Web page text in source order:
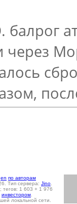
балрог
через
en по авторам
Тип сервера: Jino
тегов: 1 603 + 1 976
инвестором
локальной сети.